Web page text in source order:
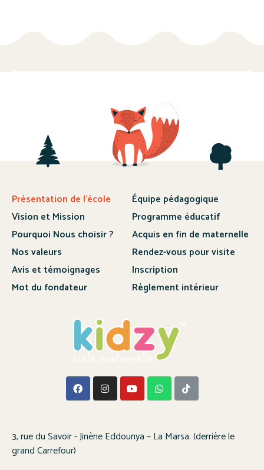
Présentation de l’école
Vision et Mission
Pourquoi Nous choisir ?
Nos valeurs
Avis et témoignages
Mot du fondateur
Équipe pédagogique
Programme éducatif
Acquis en fin de maternelle
Rendez-vous pour visite
Inscription
Règlement intérieur
3, rue du Savoir - Jinène Eddounya – La Marsa. (derrière le
grand Carrefour)